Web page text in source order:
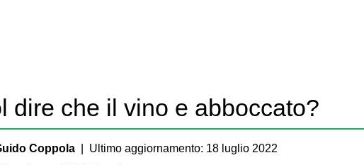
dire che il vino e abboccato?
Coppola | Ultimo aggiornamento: 18 luglio 2022